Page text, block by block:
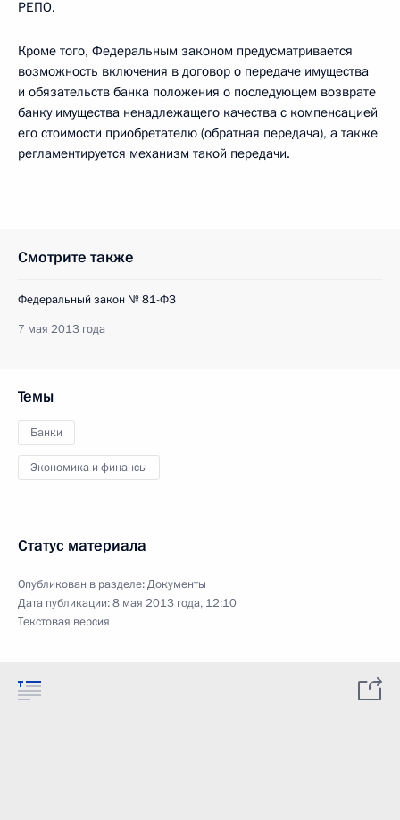
РЕПО.
Кроме того, Федеральным законом предусматривается
возможность включения в договор о передаче имущества
и обязательств банка положения о последующем возврате
банку имущества ненадлежащего качества с компенсацией
его стоимости приобретателю (обратная передача), а также
регламентируется механизм такой передачи.
Смотрите также
Федеральный закон № 81-ФЗ
7 мая 2013 года
Темы
Банки
Экономика и финансы
Статус материала
Опубликован в разделе:Документы
Дата публикации:8 мая 2013 года, 12:10
Текстовая версия